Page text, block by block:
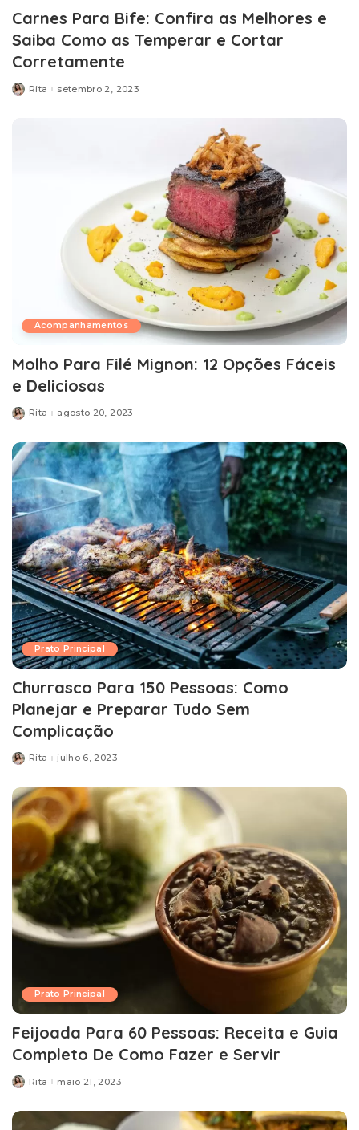
Carnes Para Bife: Confira as Melhores e
Saiba Como as Temperar e Cortar
Corretamente
Posted
Rita setembro 2, 2023
Acompanhamentos
Molho Para Filé Mignon: 12 Opções Fáceis
e Deliciosas
Posted
Rita agosto 20, 2023
Prato Principal
Churrasco Para 150 Pessoas: Como
Planejar e Preparar Tudo Sem
Complicação
Posted
Rita julho 6, 2023
Prato Principal
Feijoada Para 60 Pessoas: Receita e Guia
Completo De Como Fazer e Servir
Posted
Rita maio 21, 2023